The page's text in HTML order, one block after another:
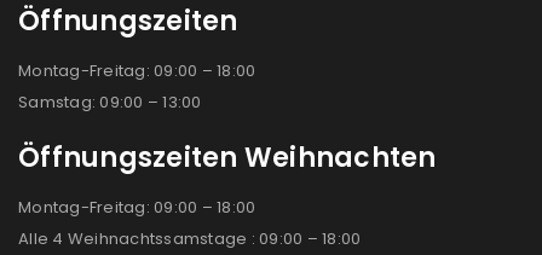
Öffnungszeiten
Montag-Freitag: 09:00 – 18:00
Samstag: 09:00 – 13:00
Öffnungszeiten Weihnachten
Montag-Freitag: 09:00 – 18:00
Alle 4 Weihnachtssamstage : 09:00 – 18:00